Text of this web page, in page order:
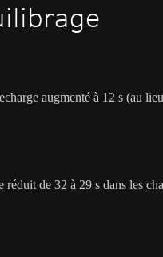
augmenté à 12 s (au
de 32 à 29 s dans les